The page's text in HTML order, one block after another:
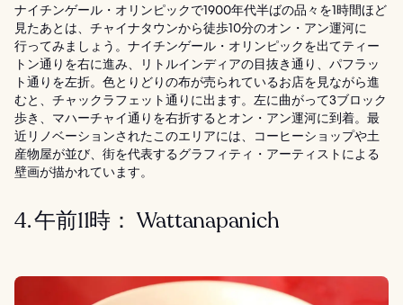
ナイチンゲール・オリンピックで1900年代半ばの品々を1時間ほど
見たあとは、チャイナタウンから徒歩10分のオン・アン運河に
行ってみましょう。ナイチンゲール・オリンピックを出てティー
トン通りを右に進み、リトルインディアの目抜き通り、パフラッ
ト通りを左折。色とりどりの布が売られているお店を見ながら進
むと、チャックラフェット通りに出ます。左に曲がって3ブロック
歩き、マハーチャイ通りを右折するとオン・アン運河に到着。最
近リノベーションされたこのエリアには、コーヒーショップや土
産物屋が並び、街を代表するグラフィティ・アーティストによる
壁画が描かれています。
4. 午前11時： Wattanapanich